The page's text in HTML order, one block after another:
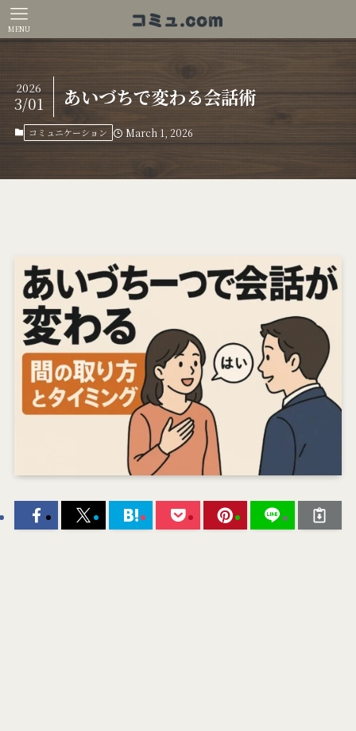
MENU
あいづちで変わる会話術
2026
3/01
コミュニケーション March 1, 2026